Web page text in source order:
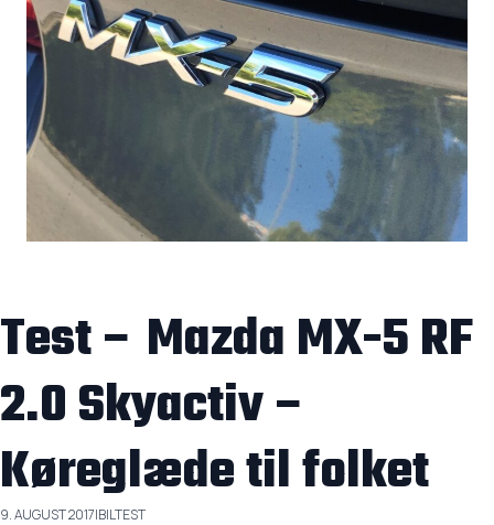
Test – Mazda MX-5 RF
2.0 Skyactiv –
Køreglæde til folket
9. AUGUST 2017|BILTEST